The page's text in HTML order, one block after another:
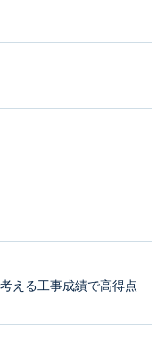
える工事成績で高得点